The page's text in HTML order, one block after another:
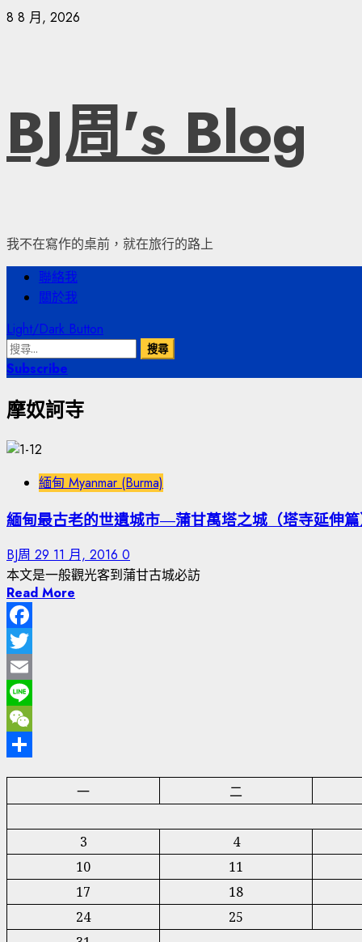
Skip
8 8 月, 2026
BJ周's Blog
我不在寫作的桌前，就在旅行的路上
Primary
Menu
聯絡我
關於我
Light/Dark Button
搜
尋
鍵
Subscribe
摩奴訶寺
緬甸 Myanmar (Burma)
緬甸最古老的世遺城市—蒲甘萬塔之城（塔寺延伸
BJ周 29 11 月, 2016 0
本文是一般觀光客到蒲甘古城必訪
Read More
Facebook
Twitter
Email
Line
WeChat
一 二
3
4
10
11
17
18
24
25